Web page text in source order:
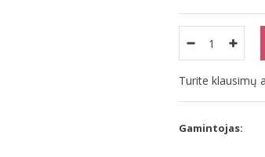
Turite klausimų
Gamintojas: